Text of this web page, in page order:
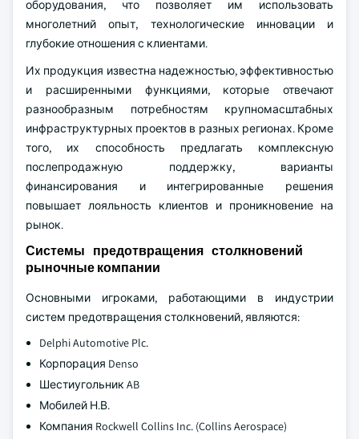
оборудования, что позволяет им использовать
многолетний опыт, технологические инновации и
глубокие отношения с клиентами.
Их продукция известна надежностью, эффективностью
и расширенными функциями, которые отвечают
разнообразным потребностям крупномасштабных
инфраструктурных проектов в разных регионах. Кроме
того, их способность предлагать комплексную
послепродажную поддержку, варианты
финансирования и интегрированные решения
повышает лояльность клиентов и проникновение на
рынок.
Системы предотвращения столкновений
рыночные компании
Основными игроками, работающими в индустрии
систем предотвращения столкновений, являются:
Delphi Automotive Plc.
Корпорация Denso
Шестиугольник AB
Мобилей Н.В.
Компания Rockwell Collins Inc. (Collins Aerospace)